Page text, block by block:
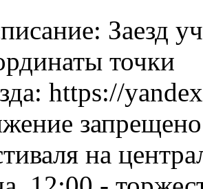
Заезд
точки
https://
на